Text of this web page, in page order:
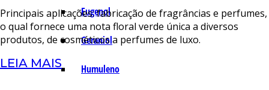
Eugenol
Geraniol
Humuleno
Principais aplicações: fabricação de fragrâncias e perfumes,
o qual fornece uma nota floral verde única a diversos
produtos, de cosméticos a perfumes de luxo.
LEIA MAIS